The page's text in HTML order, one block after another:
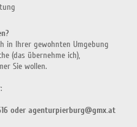
in Ihrer gewohnten Umgebung
(das übernehme ich),
Sie wollen.
oder agenturpierburg@gmx.at